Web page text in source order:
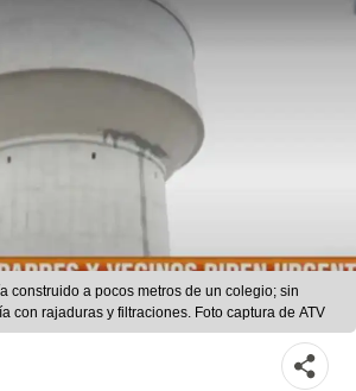
construido a pocos metros de un colegio; sin
con rajaduras y filtraciones. Foto captura de ATV